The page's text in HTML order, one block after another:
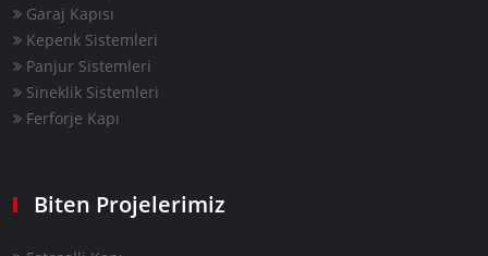
Garaj Kapısı
Kepenk Sistemleri
Panjur Sistemleri
Sineklik Sistemleri
Ferforje Kapı
Biten Projelerimiz